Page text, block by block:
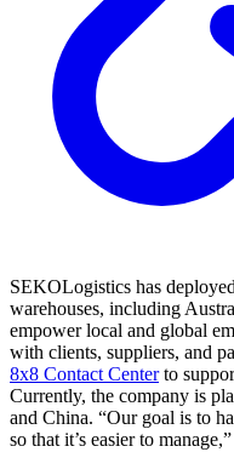
SEKOLogistics has deployed
warehouses, including
empower local and global
with clients, suppliers, and
8x8 Contact Centerto
Currently, the company is
and China. “Our goal is to
so that it’s easier to